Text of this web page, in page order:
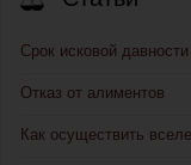
Срок исковой
Отказ от алиментов
Как осуществить